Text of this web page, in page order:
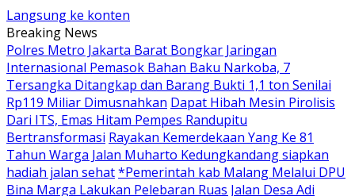
Langsung ke konten
Breaking News
Polres Metro Jakarta Barat Bongkar Jaringan
Internasional Pemasok Bahan Baku Narkoba, 7
Tersangka Ditangkap dan Barang Bukti 1,1 ton Senilai
Rp119 Miliar Dimusnahkan Dapat Hibah Mesin Pirolisis
Dari ITS, Emas Hitam Pempes Randupitu
Bertransformasi Rayakan Kemerdekaan Yang Ke 81
Tahun Warga Jalan Muharto Kedungkandang siapkan
hadiah jalan sehat*Pemerintah kab Malang Melalui DPU
Bina Marga Lakukan Pelebaran Ruas Jalan Desa Adi